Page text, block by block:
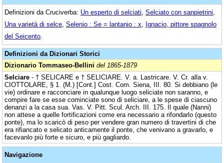
Definizioni da Cruciverba: Un esperto di selciati Selciato con sanpietrini
Una varietà di selce Selenio : Se = lantanio : x
Ignacio, pittore spagnolo
del Seicento
Definizioni da Dizionari Storici
Dizionario Tommaseo-Bellini del 1865-1879
Selciare - † SELICARE e † SELICIARE. V. a. Lastricare. V. Cr. alla v.
CIOTTOLARE, § 1. (M.) [Cont.] Cost. Com. Siena, III. 80. Si debbiano (le
vie) ordinare e racconciare in qualunque luogo seliciate non saranno, e
compire fare se esse cominciate sono di seliciare, a le spese di ciascuno
denanzi a la casa sua. Vas. V. Pitt. Scul. Arch. III. 175. Il quale (Nanni)
non attese a quelle fortificazioni come era necessario a rifondarlo (questo
ponte), ma lo scaricò di peso per vendere gran numero di travertini di che
era rifiancato e selicato anticamente il ponte, che venivano a gravarlo, e
facevanlo più forte e sicuro, e più gagliardo.
Navigazione